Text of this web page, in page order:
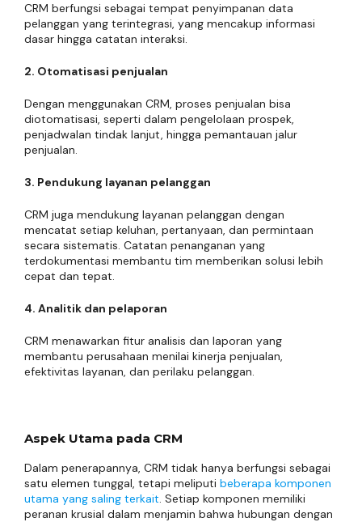
CRM berfungsi sebagai tempat penyimpanan data
pelanggan yang terintegrasi, yang mencakup informasi
dasar hingga catatan interaksi.
2. Otomatisasi penjualan
Dengan menggunakan CRM, proses penjualan bisa
diotomatisasi, seperti dalam pengelolaan prospek,
penjadwalan tindak lanjut, hingga pemantauan jalur
penjualan.
3. Pendukung layanan pelanggan
CRM juga mendukung layanan pelanggan dengan
mencatat setiap keluhan, pertanyaan, dan permintaan
secara sistematis. Catatan penanganan yang
terdokumentasi membantu tim memberikan solusi lebih
cepat dan tepat.
4. Analitik dan pelaporan
CRM menawarkan fitur analisis dan laporan yang
membantu perusahaan menilai kinerja penjualan,
efektivitas layanan, dan perilaku pelanggan.
Aspek Utama pada CRM
Dalam penerapannya, CRM tidak hanya berfungsi sebagai
satu elemen tunggal, tetapi meliputi beberapa komponen
utama yang saling terkait. Setiap komponen memiliki
peranan krusial dalam menjamin bahwa hubungan dengan